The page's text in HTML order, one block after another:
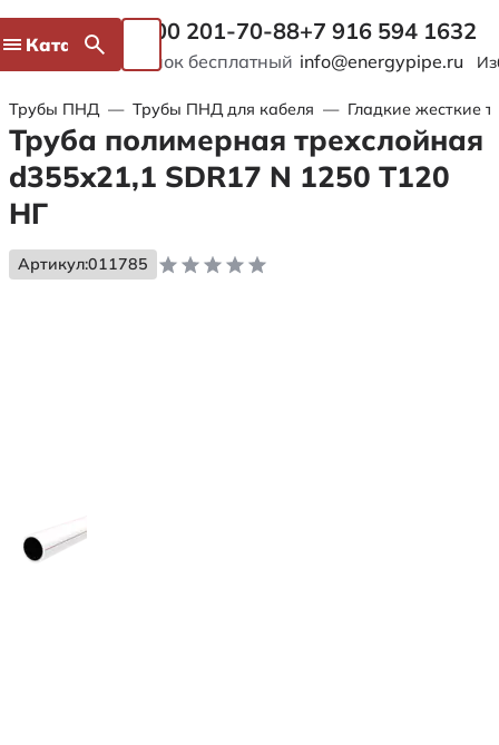
Каталог 8 800 201-70-88
Звонок бесплатный
+7 916 594 1632
info@energypipe.ru
Трубы ПНД — Трубы ПНД для кабеля — Гладкие жесткие
Труба полимерная трехслойная
d355x21,1 SDR17 N 1250 Т120
НГ
Артикул:011785